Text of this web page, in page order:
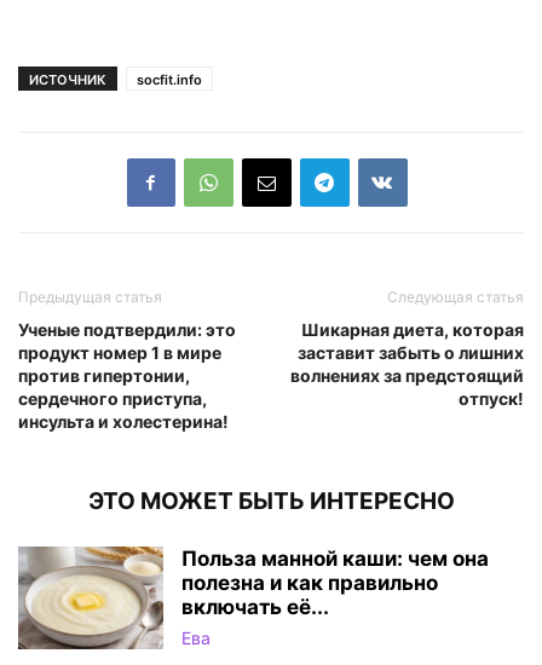
ИСТОЧНИК socfit.info
Предыдущая статья
Ученые подтвердили: это
продукт номер 1 в мире
против гипертонии,
сердечного приступа,
инсульта и холестерина!
Следующая статья
Шикарная диета, которая
заставит забыть о лишних
волнениях за предстоящий
отпуск!
ЭТО МОЖЕТ БЫТЬ ИНТЕРЕСНО
Польза манной каши: чем она
полезна и как правильно
включать её...
Ева